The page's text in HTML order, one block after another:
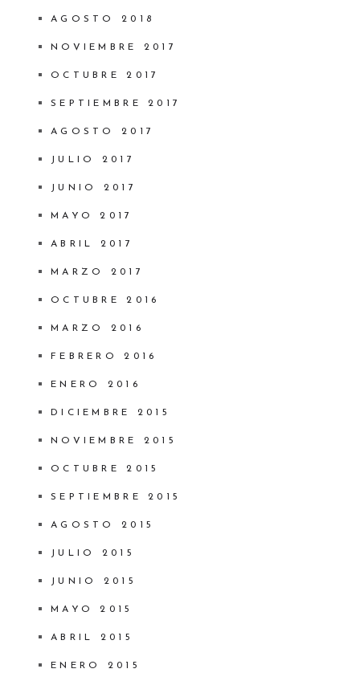
AGOSTO 2018
NOVIEMBRE 2017
OCTUBRE 2017
SEPTIEMBRE 2017
AGOSTO 2017
JULIO 2017
JUNIO 2017
MAYO 2017
ABRIL 2017
MARZO 2017
OCTUBRE 2016
MARZO 2016
FEBRERO 2016
ENERO 2016
DICIEMBRE 2015
NOVIEMBRE 2015
OCTUBRE 2015
SEPTIEMBRE 2015
AGOSTO 2015
JULIO 2015
JUNIO 2015
MAYO 2015
ABRIL 2015
ENERO 2015